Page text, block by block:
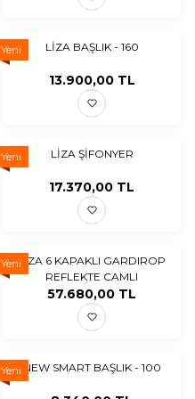
Yeni LİZA BAŞLIK - 160
13.900,00TL
Yeni LİZA ŞİFONYER
17.370,00 TL
YeniLİZA 6 KAPAKLI GARDIROP
REFLEKTE CAMLI
57.680,00 TL
Yeni NEW SMART BAŞLIK - 100